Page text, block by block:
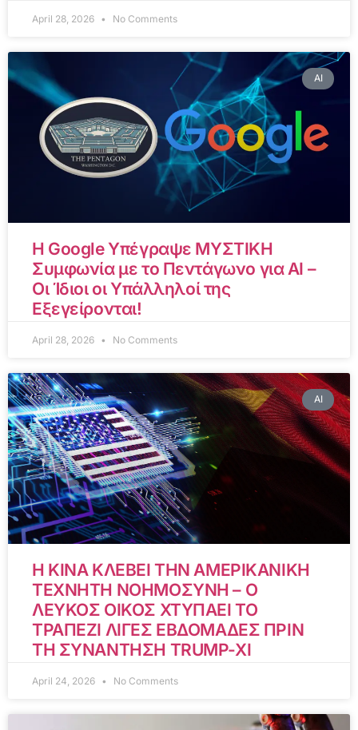
April 28, 2026 No Comments
AI
Η Google Υπέγραψε ΜΥΣΤΙΚΗ
Συμφωνία με το Πεντάγωνο για AI –
Οι Ίδιοι οι Υπάλληλοί της
Εξεγείρονται!
April 28, 2026 No Comments
AI
Η ΚΙΝΑ ΚΛΕΒΕΙ ΤΗΝ ΑΜΕΡΙΚΑΝΙΚΗ
ΤΕΧΝΗΤΗ ΝΟΗΜΟΣΥΝΗ – Ο
ΛΕΥΚΟΣ ΟΙΚΟΣ ΧΤΥΠΑΕΙ ΤΟ
ΤΡΑΠΕΖΙ ΛΙΓΕΣ ΕΒΔΟΜΑΔΕΣ ΠΡΙΝ
ΤΗ ΣΥΝΑΝΤΗΣΗ TRUMP-XI
April 24, 2026 No Comments